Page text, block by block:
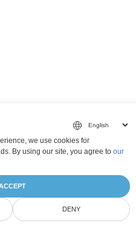
we use cookies for
By using our site, you agree toour
DENY